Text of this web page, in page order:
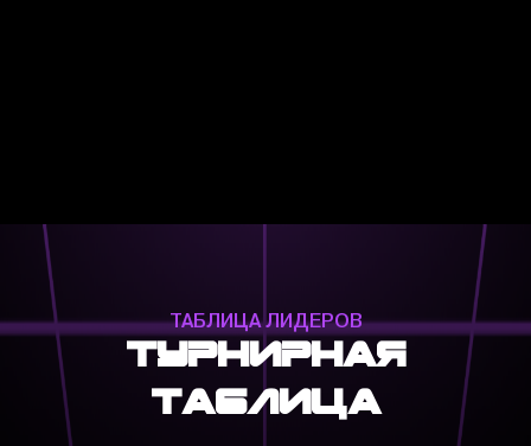
ТАБЛИЦА ЛИДЕРОВ
Турнирная
таблица